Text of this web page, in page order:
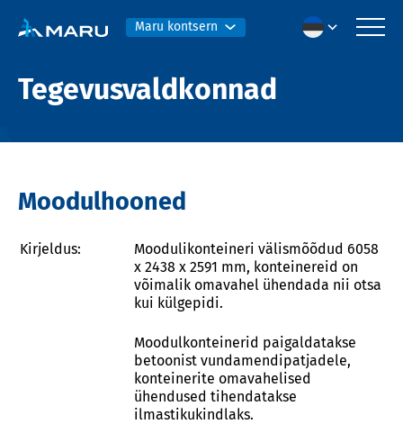
Maru kontsern
Tegevusvaldkonnad
Moodulhooned
Kirjeldus:
Moodulikonteineri välismõõdud 6058
x 2438 x 2591 mm, konteinereid on
võimalik omavahel ühendada nii otsa
kui külgepidi.
Moodulkonteinerid paigaldatakse
betoonist vundamendipatjadele,
konteinerite omavahelised
ühendused tihendatakse
ilmastikukindlaks.